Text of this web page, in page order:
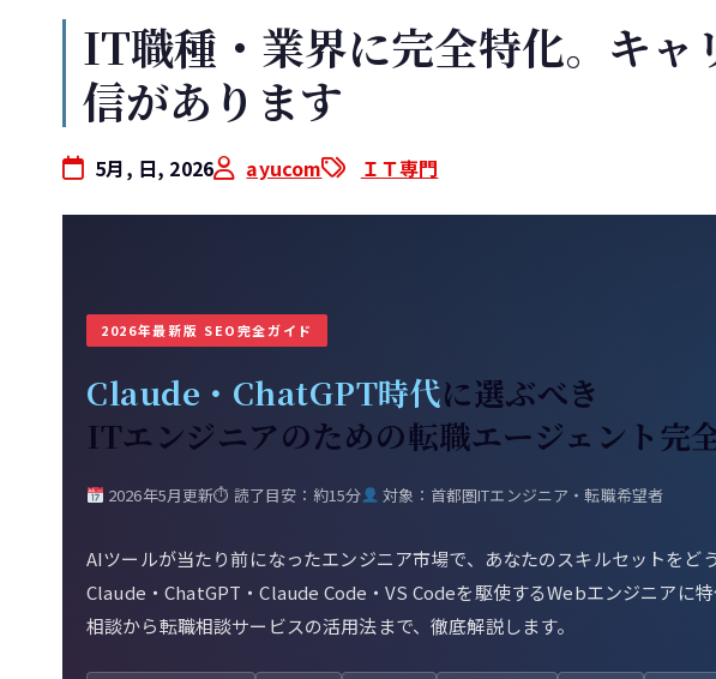
IT職種・業界に完全特化。キャ
信があります
5月, 日, 2026 ayucom ＩＴ専門
2026年最新版 SEO完全ガイド
Claude・ChatGPT時代に選ぶべき
ITエンジニアのための転職エージェント完
2026年5月更新⏱ 読了目安：約15分 対象：首都圏ITエンジニア・転職希望者
AIツールが当たり前になったエンジニア市場で、あなたのスキルセットをど
Claude・ChatGPT・Claude Code・VS Codeを駆使するWebエンジニアに
相談から転職相談サービスの活用法まで、徹底解説します。